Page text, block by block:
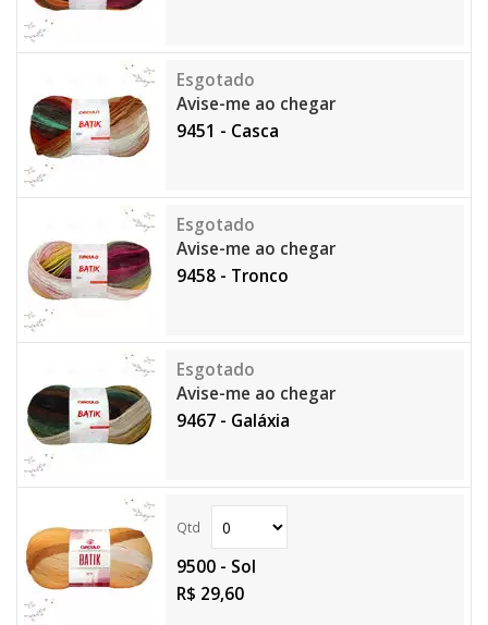
Avise-me ao chegar
9451 - Casca
Avise-me ao chegar
9458 - Tronco
Avise-me ao chegar
9467 - Galáxia
9500 - Sol
R$ 29,60